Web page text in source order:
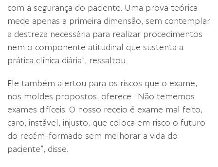
com a segurança do paciente. Uma prova teórica
mede apenas a primeira dimensão, sem contemplar
a destreza necessária para realizar procedimentos
nem o componente atitudinal que sustenta a
prática clínica diária”, ressaltou.
Ele também alertou para os riscos que o exame,
nos moldes propostos, oferece. “Não tememos
exames difíceis. O nosso receio é exame mal feito,
caro, instável, injusto, que coloca em risco o futuro
do recém-formado sem melhorar a vida do
paciente”, disse.